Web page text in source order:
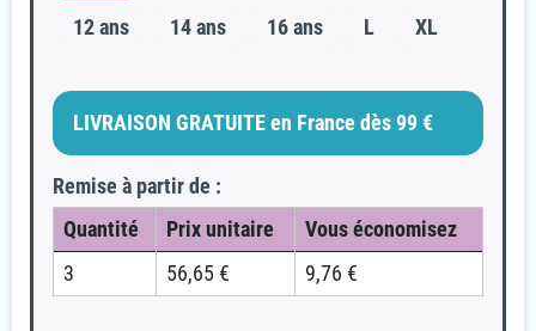
12 ans
14 ans 16 ans L XL
LIVRAISON GRATUITE en France dès 99 €
Remise à partir de :
Quantité
Prix unitaire
Vous économisez
3
56,65 € 9,76 €